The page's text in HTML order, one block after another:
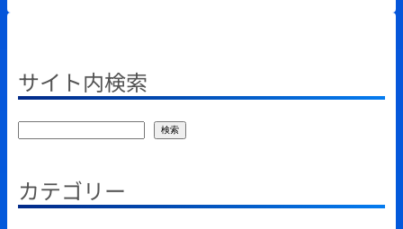
サイト内検索
検索
カテゴリー